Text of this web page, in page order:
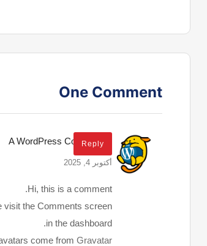
One Comment
A WordPress Commenter
أكتوبر 4, 2025
Reply
Hi, this is a comment.
visit the Comments screen
in the dashboard.
come from Gravatar